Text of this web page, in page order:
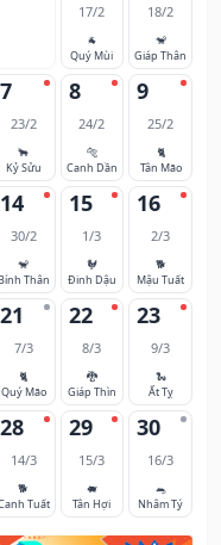
17/2
🐐
Quý Mùi
18/2
🐒
Giáp Thân
7
23/2
🐂
Kỷ Sửu
8
24/2
🐅
Canh Dần
9
25/2
🐈
Tân Mão
14
30/2
🐒
Thân
15
1/3
🐓
Đinh Dậu
16
2/3
🐕
Mậu Tuất
21
7/3
🐈
Quý Mão
22
8/3
🐉
Giáp Thìn
23
9/3
🐍
Ất Tỵ
28
14/3
🐕
Tuất
29
15/3
🐖
Tân Hợi
30
16/3
🐀
Nhâm Tý